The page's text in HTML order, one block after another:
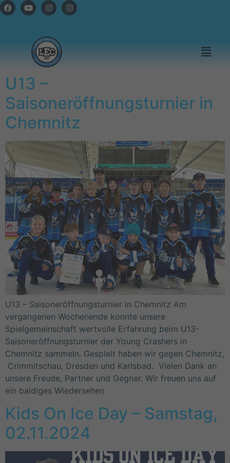
U13 –
Saisoneröffnungsturnier in
Chemnitz
U13 – Saisoneröffnungsturnier in Chemnitz Am
vergangenen Wochenende konnte unsere
Spielgemeinschaft wertvolle Erfahrung beim U13-
Saisoneröffnungsturnier der Young Crashers in
Chemnitz sammeln. Gespielt haben wir gegen Chemnitz,
Crimmitschau, Dresden und Karlsbad. Vielen Dank an
unsere Freude, Partner und Gegner. Wir freuen uns auf
ein baldiges Wiedersehen
Kids On Ice Day – Samstag,
02.11.2024